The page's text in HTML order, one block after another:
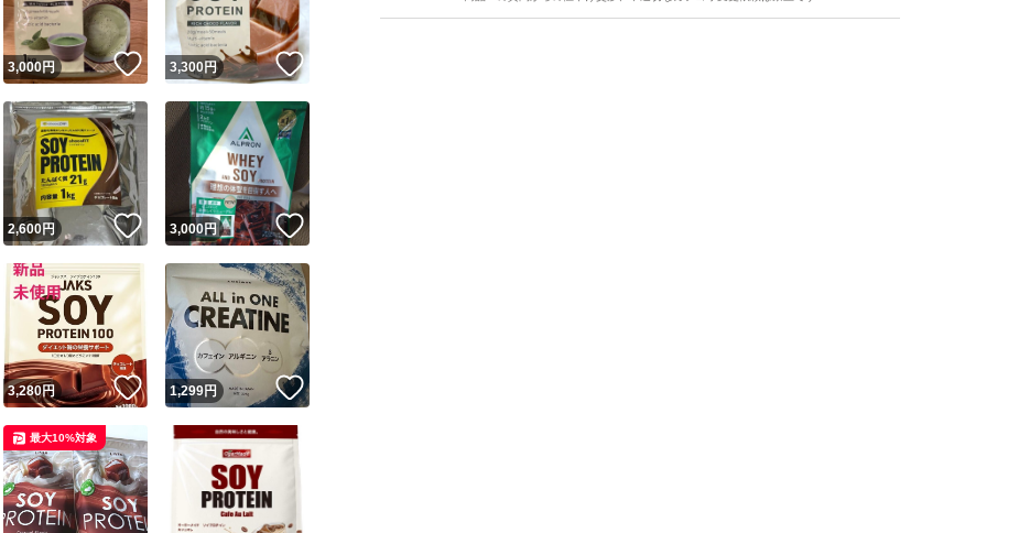
ユーザーの実績について
フリマが定めた一定の基準を満たしたユーザーにバッジを付与しています
取引出品者
安心取引出品者 Yahoo!フリマの基準をクリアした安心・安全なユーザーです
実績
取引実績◯+ このユーザーはYahoo!フリマの取引を完了させた実績があります
この商品の情報をコピーします
商品画像の無断転載は禁止 されています
コピーは1商品につき1回です
ね！
3,000円 いいね！
3,300円
いね！
2,600円 いいね！
3,000円 いいね！
いね！
3,280円 いいね！
1,299円 いいね！
最大10%対象